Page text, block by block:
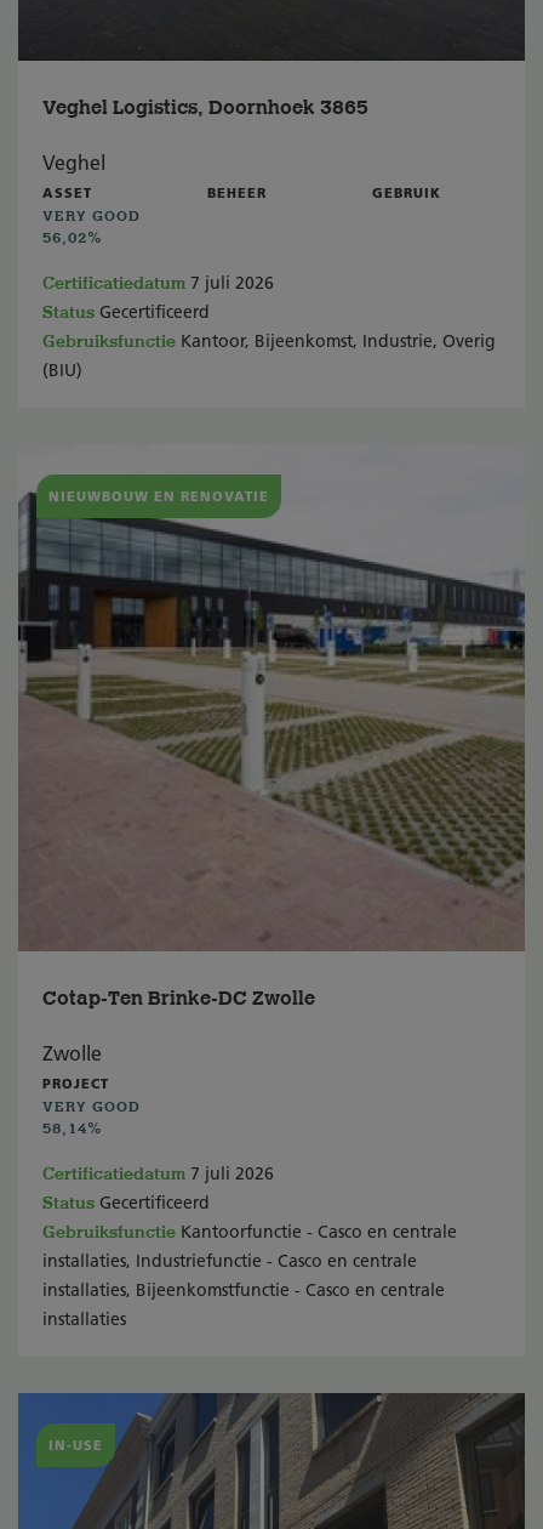
Veghel Logistics, Doornhoek 3865
Veghel
ASSET
VERY GOOD
56,02%
BEHEER GEBRUIK
Certificatiedatum 7 juli 2026
Status Gecertificeerd
Gebruiksfunctie Kantoor, Bijeenkomst, Industrie, Overig
(BIU)
NIEUWBOUW EN RENOVATIE
Cotap-Ten Brinke-DC Zwolle
Zwolle
PROJECT
VERY GOOD
58,14%
Certificatiedatum 7 juli 2026
Status Gecertificeerd
Gebruiksfunctie Kantoorfunctie - Casco en centrale
installaties, Industriefunctie - Casco en centrale
installaties, Bijeenkomstfunctie - Casco en centrale
installaties
IN-USE